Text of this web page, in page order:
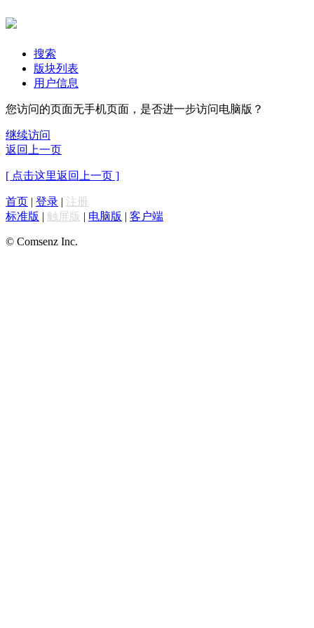
搜索
版块列表
用户信息
您访问的页面无手机页面，是否进一步访问电脑版？
继续访问
返回上一页
[ 点击这里返回上一页 ]
首页 | 登录 | 注册
标准版 | 触屏版 | 电脑版 | 客户端
© Comsenz Inc.